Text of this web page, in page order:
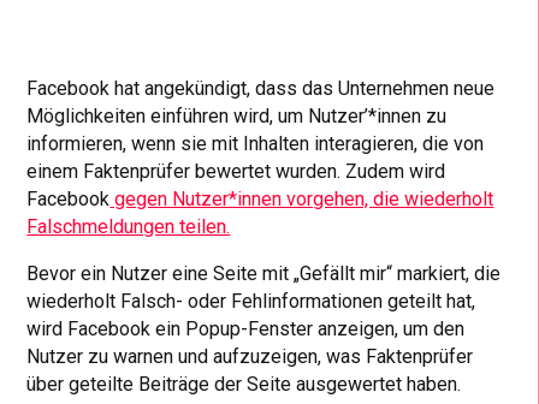
Facebook hat angekündigt, dass das Unternehmen neue
Möglichkeiten einführen wird, um Nutzer’*innen zu
informieren, wenn sie mit Inhalten interagieren, die von
einem Faktenprüfer bewertet wurden. Zudem wird
Facebook gegen Nutzer*innen vorgehen, die wiederholt
Falschmeldungen teilen.
Bevor ein Nutzer eine Seite mit „Gefällt mir“ markiert, die
wiederholt Falsch- oder Fehlinformationen geteilt hat,
wird Facebook ein Popup-Fenster anzeigen, um den
Nutzer zu warnen und aufzuzeigen, was Faktenprüfer
über geteilte Beiträge der Seite ausgewertet haben.